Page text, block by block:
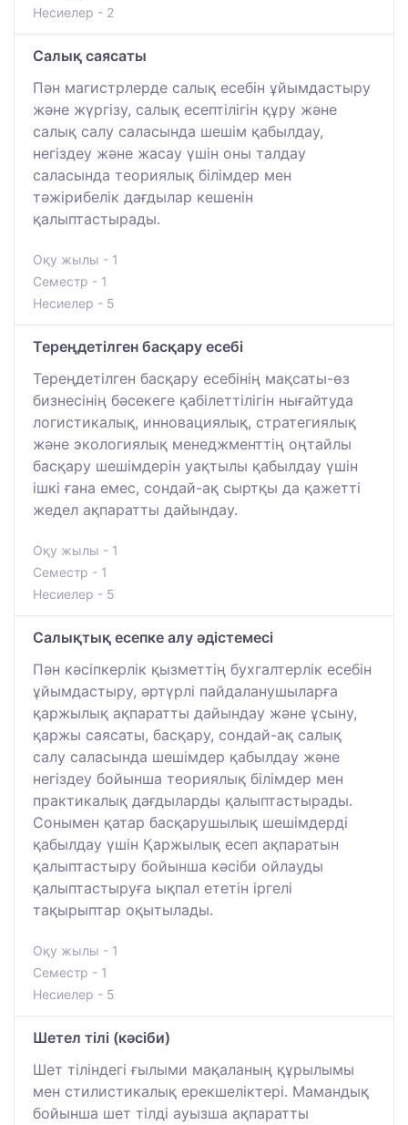
Несиелер - 2
Салық саясаты
Пән магистрлерде салық есебін ұйымдастыру
және жүргізу, салық есептілігін құру және
салық салу саласында шешім қабылдау,
негіздеу және жасау үшін оны талдау
саласында теориялық білімдер мен
тәжірибелік дағдылар кешенін
қалыптастырады.
Оқу жылы - 1
Семестр - 1
Несиелер - 5
Тереңдетілген басқару есебі
Тереңдетілген басқару есебінің мақсаты-өз
бизнесінің бәсекеге қабілеттілігін нығайтуда
логистикалық, инновациялық, стратегиялық
және экологиялық менеджменттің оңтайлы
басқару шешімдерін уақтылы қабылдау үшін
ішкі ғана емес, сондай-ақ сыртқы да қажетті
жедел ақпаратты дайындау.
Оқу жылы - 1
Семестр - 1
Несиелер - 5
Салықтық есепке алу әдістемесі
Пән кәсіпкерлік қызметтің бухгалтерлік есебін
ұйымдастыру, әртүрлі пайдаланушыларға
қаржылық ақпаратты дайындау және ұсыну,
қаржы саясаты, басқару, сондай-ақ салық
салу саласында шешімдер қабылдау және
негіздеу бойынша теориялық білімдер мен
практикалық дағдыларды қалыптастырады.
Сонымен қатар басқарушылық шешімдерді
қабылдау үшін Қаржылық есеп ақпаратын
қалыптастыру бойынша кәсіби ойлауды
қалыптастыруға ықпал ететін іргелі
тақырыптар оқытылады.
Оқу жылы - 1
Семестр - 1
Несиелер - 5
Шетел тілі (кәсіби)
Шет тіліндегі ғылыми мақаланың құрылымы
мен стилистикалық ерекшеліктері. Мамандық
бойынша шет тілді ауызша ақпаратты